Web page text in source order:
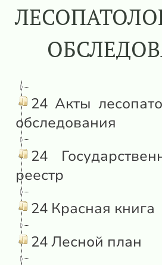
24 Акты
обследования
24
реестр
24 Красная книга
24 Лесной план